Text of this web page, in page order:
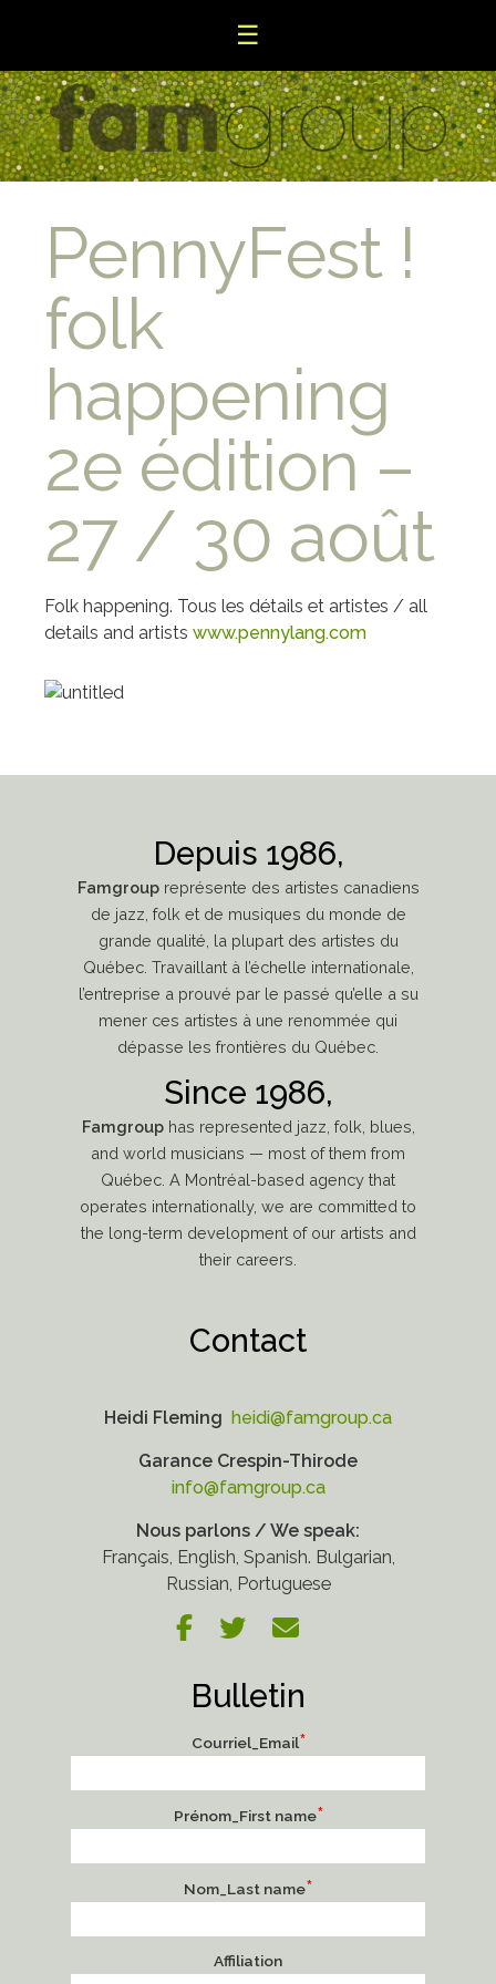
☰
PennyFest !
folk
happening
2e édition –
27 / 30 août
Folk happening. Tous les détails et artistes / all
details and artistswww.pennylang.com
Depuis 1986,
Famgroup représente des artistes canadiens
de jazz, folk et de musiques du monde de
grande qualité, la plupart des artistes du
Québec. Travaillant à l’échelle internationale,
l’entreprise a prouvé par le passé qu’elle a su
mener ces artistes à une renommée qui
dépasse les frontières du Québec.
Since 1986,
Famgrouphas represented jazz, folk, blues,
and world musicians — most of them from
Québec. A Montréal-based agency that
operates internationally, we are committed to
the long-term development of our artists and
their careers.
Contact
Heidi Fleming heidi@famgroup.ca
Garance Crespin-Thirode
info@famgroup.ca
Nous parlons / We speak:
Français, English, Spanish. Bulgarian,
Russian, Portuguese
Bulletin
Courriel_Email*
Prénom_First name*
Nom_Last name*
Affiliation